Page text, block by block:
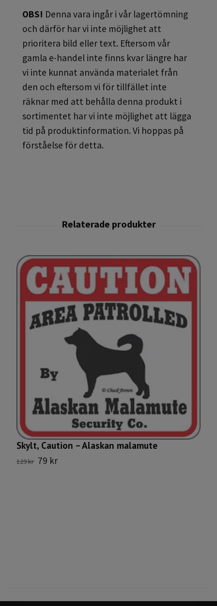
OBS! Denna vara ingår i vår lagertömning
och därför har vi inte möjlighet att
prioritera bild eller text. Eftersom vår
gamla e-handel inte finns kvar längre har
vi inte kunnat använda materialet från
den och eftersom vi för tillfället inte
räknar med att behålla denna produkt i
sortimentet har vi inte möjlighet att lägga
tid på produktinformation. Vi hoppas på
förståelse för detta.
Skylt, Caution – Alaskan malamute
129 kr 79 kr